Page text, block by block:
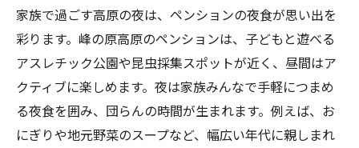
高原の涼しい空気とともに味わう夜食の魅
力
夜食を満喫したいなら峰の原高原のペンション
へ
峰の原高原のペンションで味わう極上夜食
体験
家族で過ごす高原の夜は、ペンションの夜食が思い出を
彩ります。峰の原高原のペンションは、子どもと遊べる
アスレチック公園や昆虫採集スポットが近く、昼間はア
クティブに楽しめます。夜は家族みんなで手軽につまめ
る夜食を囲み、団らんの時間が生まれます。例えば、お
にぎりや地元野菜のスープなど、幅広い年代に親しまれ